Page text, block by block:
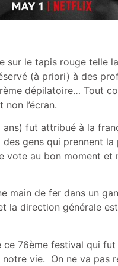
sur le tapis rouge telle
(à priori) à des
dépilatoire… Tout
l’écran.
fut attribué à la
gens qui prennent
au bon moment et
main de fer dans un
la direction générale
76ème festival qui
vie. On ne va pas